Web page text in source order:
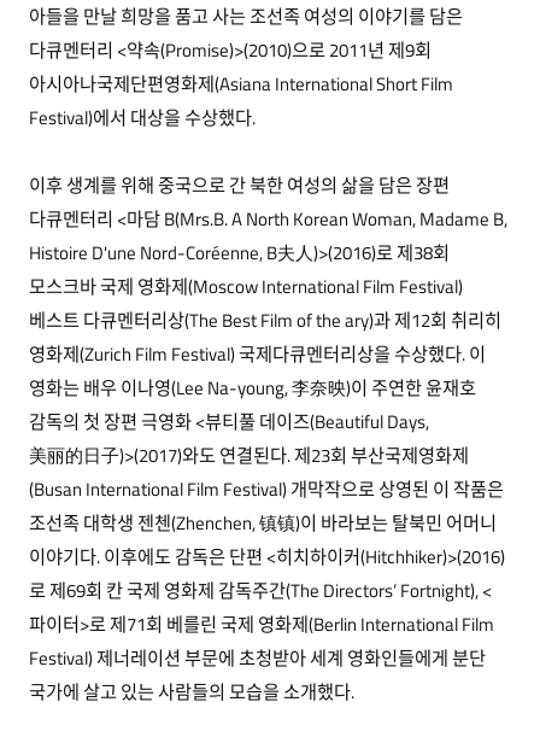
아들을 만날 희망을 품고 사는 조선족 여성의 이야기를 담은
다큐멘터리 <약속(Promise)>(2010)으로 2011년 제9회
아시아나국제단편영화제(Asiana International Short Film
Festival)에서 대상을 수상했다.
이후 생계를 위해 중국으로 간 북한 여성의 삶을 담은 장편
다큐멘터리 <마담 B(Mrs.B. A North Korean Woman, Madame B,
Histoire D'une Nord-Coréenne, B夫人)>(2016)로 제38회
모스크바 국제 영화제(Moscow International Film Festival)
베스트 다큐멘터리상(The Best Film of the ary)과 제12회 취리히
영화제(Zurich Film Festival) 국제다큐멘터리상을 수상했다. 이
영화는 배우 이나영(Lee Na-young, 李奈映)이 주연한 윤재호
감독의 첫 장편 극영화 <뷰티풀 데이즈(Beautiful Days,
美丽的日子)>(2017)와도 연결된다. 제23회 부산국제영화제
(Busan International Film Festival) 개막작으로 상영된 이 작품은
조선족 대학생 젠첸(Zhenchen, 镇镇)이 바라보는 탈북민 어머니
이야기다. 이후에도 감독은 단편 <히치하이커(Hitchhiker)>(2016)
로 제69회 칸 국제 영화제 감독주간(The Directors’ Fortnight), <
파이터>로 제71회 베를린 국제 영화제(Berlin International Film
Festival) 제너레이션 부문에 초청받아 세계 영화인들에게 분단
국가에 살고 있는 사람들의 모습을 소개했다.